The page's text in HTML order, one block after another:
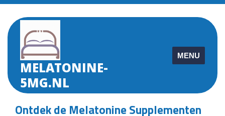
Skip
content
MELATONINE-
5MG.NL
MENU
Ontdek de Melatonine Supplementen